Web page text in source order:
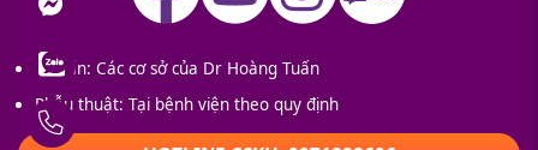
Tư vấn: Các cơ sở của Dr Hoàng Tuấn
Phẫu thuật: Tại bệnh viện theo quy định